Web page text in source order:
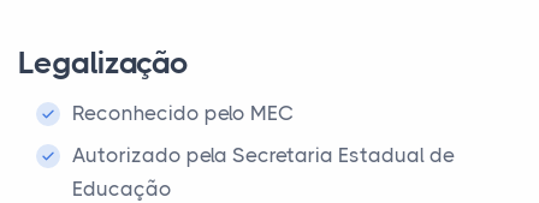
Legalização
Reconhecido pelo MEC
Autorizado pela Secretaria Estadual de
Educação